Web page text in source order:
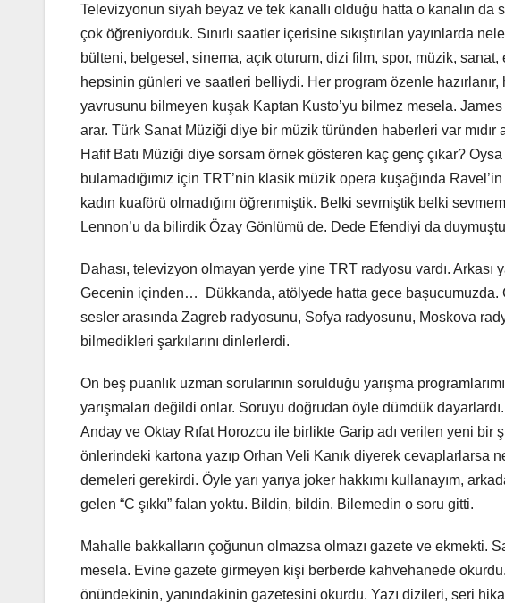
Televizyonun siyah beyaz ve tek kanallı olduğu hatta o kanalın da
çok öğreniyorduk. Sınırlı saatler içerisine sıkıştırılan yayınlarda
bülteni, belgesel, sinema, açık oturum, dizi film, spor, müzik,
hepsinin günleri ve saatleri belliydi. Her program özenle
yavrusunu bilmeyen kuşak Kaptan Kusto’yu bilmez mesela.
arar. Türk Sanat Müziği diye bir müzik türünden haberleri var
Hafif Batı Müziği diye sorsam örnek gösteren kaç genç çıkar?
bulamadığımız için TRT’nin klasik müzik opera kuşağında
kadın kuaförü olmadığını öğrenmiştik. Belki sevmiştik belki
Lennon’u da bilirdik Özay Gönlümü de. Dede Efendiyi da
Dahası, televizyon olmayan yerde yine TRT radyosu vardı. Arkası
Gecenin içinden… Dükkanda, atölyede hatta gece başucumuzda.
sesler arasında Zagreb radyosunu, Sofya radyosunu, Moskova
bilmedikleri şarkılarını dinlerlerdi.
On beş puanlık uzman sorularının sorulduğu yarışma
yarışmaları değildi onlar. Soruyu doğrudan öyle dümdük
Anday ve Oktay Rıfat Horozcu ile birlikte Garip adı verilen yeni bir
önlerindeki kartona yazıp Orhan Veli Kanık diyerek cevaplarlarsa
demeleri gerekirdi. Öyle yarı yarıya joker hakkımı kullanayım,
gelen “C şıkkı” falan yoktu. Bildin, bildin. Bilemedin o soru gitti.
Mahalle bakkalların çoğunun olmazsa olmazı gazete ve ekmekti.
mesela. Evine gazete girmeyen kişi berberde kahvehanede
önündekinin, yanındakinin gazetesini okurdu. Yazı dizileri, seri